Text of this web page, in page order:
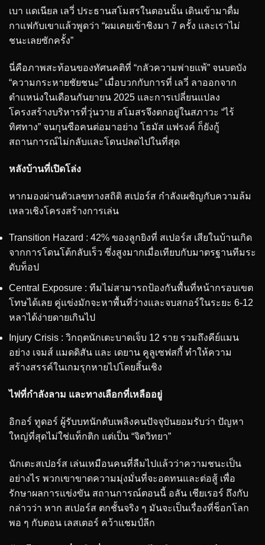
เบา แดเนียล เลวี่ ประธานสโมสรในตอนนั้น เดินเข้ามาดื่ม
กาแฟกับเขาแล้วพูดว่า “ผมเคยเข้าชิงมา 7 ครั้ง และเราไม่
ชนะเลยซักครั้ง”
นี่คือภาพสะท้อนของทัศนคติที่ “กลัวความพ่ายแพ้” จนบดบัง
“ความกระหายชัยชนะ” เมื่อบวกกับการที่ เลวี่ ลาออกจาก
ตำแหน่งในเดือนกันยายน 2025 และการเปลี่ยนแปลง
โครงสร้างบริหารที่วุ่นวาย สโมสรจึงตกอยู่ในสภาวะ “ไร้
ทิศทาง” จนกุนซือคนต่อมาอย่าง โธมัส แฟรงค์ ก็ยังกู้
สถานการณ์ไม่กลับและโดนปลดไปในที่สุด
หลังบ้านที่เปิดโล่ง
หากมองผ่านตัวเลขทางสถิติ สเปอร์ส กำลังเผชิญกับความล้ม
เหลวเชิงโครงสร้างการเล่น
Transition Hazard : 42% ของลูกยิงที่ สเปอร์ส เสียในบ้านเกิด
จากการโดนโต้กลับเร็ว ซึ่งสูงมากเมื่อเทียบกับมาตรฐานทีมระ
ดับท็อป
Central Exposure : ทีมไม่สามารถป้องกันพื้นที่หน้ากรอบเขต
โทษได้เลย คู่แข่งมักจะหาพื้นที่ว่างและจบสกอร์ในระยะ 6-12
หลาได้ง่ายดายเกินไป
Injury Crisis : วิกฤตนักเตะบาดเจ็บ 12 ราย รวมถึงคีย์แมน
อย่าง เจมส์ แมดดิสัน และ เดยาน คูลูเซฟสกี้ ทำให้ความ
สร้างสรรค์ในเกมรุกหายไปโดยสิ้นเชิง
ไฟที่กำลังลาม และทางเลือกที่เหลืออยู่
อิกอร์ ทูดอร์ ผู้รับบทนักดับเพลิงคนปัจจุบันยอมรับว่า ปัญหา
ใหญ่ที่สุดไม่ใช่แท็กติก แต่เป็น “จิตวิทยา”
นักเตะสเปอร์ส เล่นเหมือนคนที่ลืมไปแล้วว่าความชนะเป็น
อย่างไร พวกเขาขาดความมุ่งมั่นที่จะอดทนและต่อสู้ เพื่อ
รักษาผลการแข่งขัน สถานการณ์ตอนนี้ อลัน เชียเรอร์ ถึงกับ
กล่าวว่า หาก สเปอร์ส ตกชั้นจริง ๆ มันจะเป็นเรื่องที่ช็อกโลก
พอ ๆ กับตอน เลสเตอร์ คว้าแชมป์ลีก